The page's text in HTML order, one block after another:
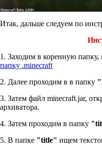
Итак, дальше следуем по
1. Заходим в коренную папку,
папку .minecraft
2. Далее проходим в в папку
3. Затем файл minecraft.jar,
архиватора.
4. Затем проходим в папку
5. В папке "title" ищем